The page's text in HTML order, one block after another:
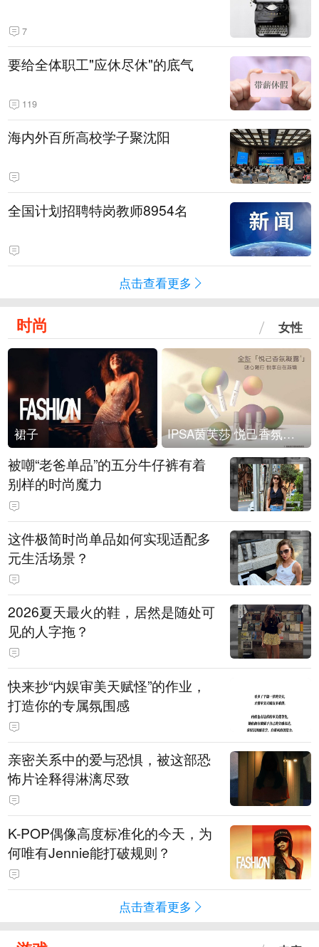
7
要给全体职工"应休尽休"的底气
119
海内外百所高校学子聚沈阳
全国计划招聘特岗教师8954名
点击查看更多
时尚 女性
裙子 IPSA茵芙莎 悦己香氛凝露上市
被嘲“老爸单品”的五分牛仔裤有着
别样的时尚魔力
这件极简时尚单品如何实现适配多
元生活场景？
2026夏天最火的鞋，居然是随处可
见的人字拖？
快来抄“内娱审美天赋怪”的作业，
打造你的专属氛围感
亲密关系中的爱与恐惧，被这部恐
怖片诠释得淋漓尽致
K-POP偶像高度标准化的今天，为
何唯有Jennie能打破规则？
点击查看更多